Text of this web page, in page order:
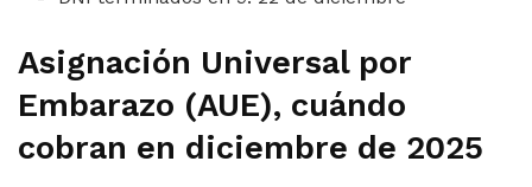
Asignación Universal por
Embarazo (AUE), cuándo
cobran en diciembre de 2025